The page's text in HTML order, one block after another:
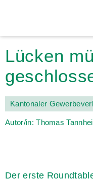
Lücken
Kantonaler
Autor/in: Thomas
Der erste